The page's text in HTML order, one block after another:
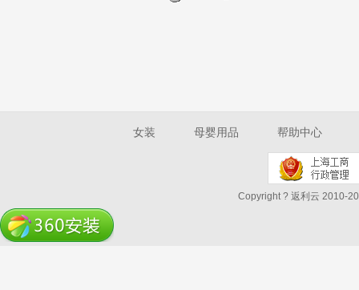
女装 母婴用品 帮助中心
Copyright ? 返利云 2010-